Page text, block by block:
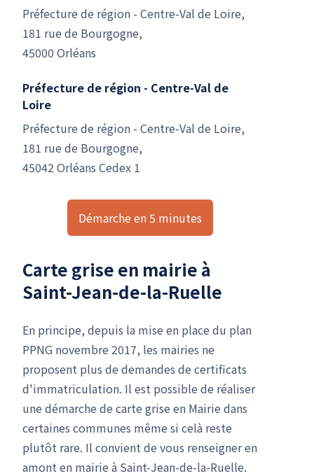
Préfecture de région - Centre-Val de Loire,
181 rue de Bourgogne,
45000 Orléans
Préfecture de région - Centre-Val de
Loire
Préfecture de région - Centre-Val de Loire,
181 rue de Bourgogne,
45042 Orléans Cedex 1
Démarche en 5 minutes
Carte grise en mairie à
Saint-Jean-de-la-Ruelle
En principe, depuis la mise en place du plan
PPNG novembre 2017, les mairies ne
proposent plus de demandes de certificats
d'immatriculation. Il est possible de réaliser
une démarche de carte grise en Mairie dans
certaines communes même si celà reste
plutôt rare. Il convient de vous renseigner en
amont en mairie à Saint-Jean-de-la-Ruelle.